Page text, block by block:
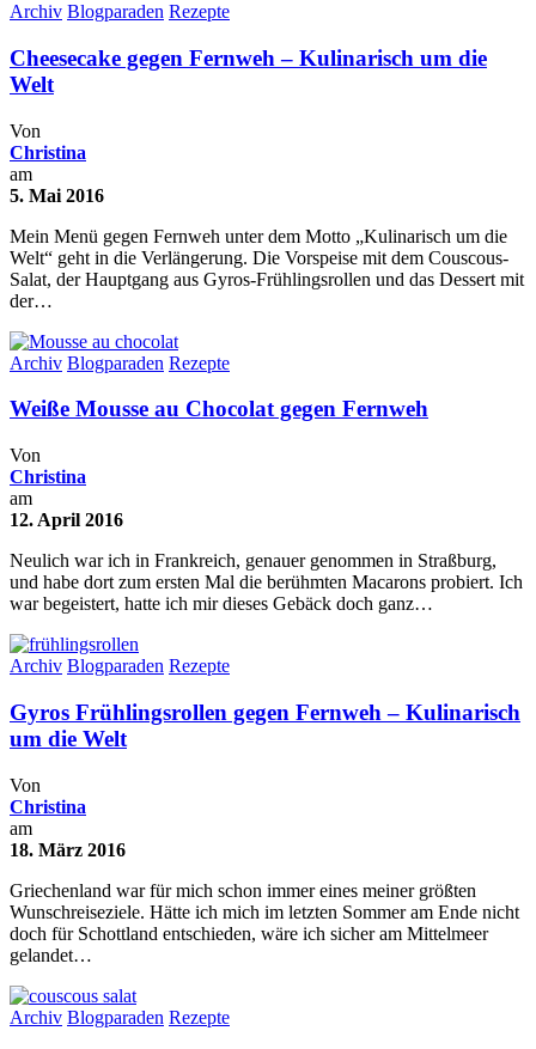
Archiv Blogparaden Rezepte
Cheesecake gegen Fernweh – Kulinarisch um die
Welt
Von
Christina
am
5. Mai 2016
Mein Menü gegen Fernweh unter dem Motto „Kulinarisch um die
Welt“ geht in die Verlängerung. Die Vorspeise mit dem Couscous-
Salat, der Hauptgang aus Gyros-Frühlingsrollen und das Dessert mit
der…
Archiv Blogparaden Rezepte
Weiße Mousse au Chocolat gegen Fernweh
Von
Christina
am
12. April 2016
Neulich war ich in Frankreich, genauer genommen in Straßburg,
und habe dort zum ersten Mal die berühmten Macarons probiert. Ich
war begeistert, hatte ich mir dieses Gebäck doch ganz…
Archiv Blogparaden Rezepte
Gyros Frühlingsrollen gegen Fernweh – Kulinarisch
um die Welt
Von
Christina
am
18. März 2016
Griechenland war für mich schon immer eines meiner größten
Wunschreiseziele. Hätte ich mich im letzten Sommer am Ende nicht
doch für Schottland entschieden, wäre ich sicher am Mittelmeer
gelandet…
Archiv Blogparaden Rezepte